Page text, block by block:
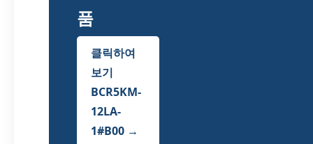
품
클릭하여
보기
BCR5KM-
12LA-
1#B00 →